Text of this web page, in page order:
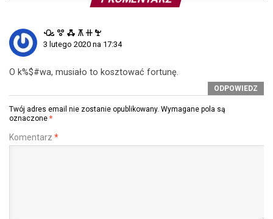
ꘐ ꖜ ꗈ ꕧ ꔠ ꖟ
3 lutego 2020 na 17:34
O k%$#wa, musiało to kosztować fortunę.
ODPOWIEDZ
Twój adres email nie zostanie opublikowany. Wymagane pola są
oznaczone *
Komentarz *